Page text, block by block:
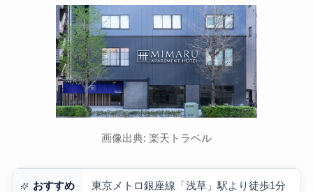
画像出典: 楽天トラベル
おすすめ
東京メトロ銀座線「浅草」駅より徒歩1分